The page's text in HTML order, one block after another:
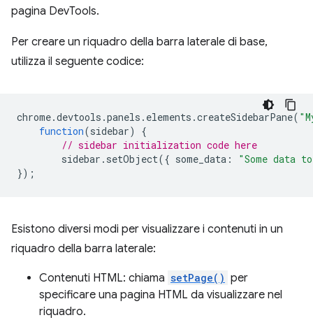
pagina DevTools.
Per creare un riquadro della barra laterale di base,
utilizza il seguente codice:
chrome.devtools .panels . elements .createSidebarPane(
function(sidebar)
{
// sidebar initialization code here
sidebar . setObject({ some_data :
"Some data
});
Esistono diversi modi per visualizzare i contenuti in un
riquadro della barra laterale:
Contenuti HTML: chiama setPage() per
specificare una pagina HTML da visualizzare nel
riquadro.